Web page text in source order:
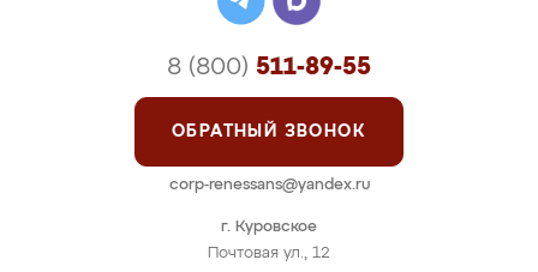
г. Куровское
Почтовая ул., 12
8 (800) 511-89-55
ОБРАТНЫЙ ЗВОНОК
corp-renessans@yandex.ru